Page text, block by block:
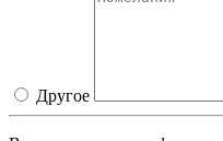
Другое